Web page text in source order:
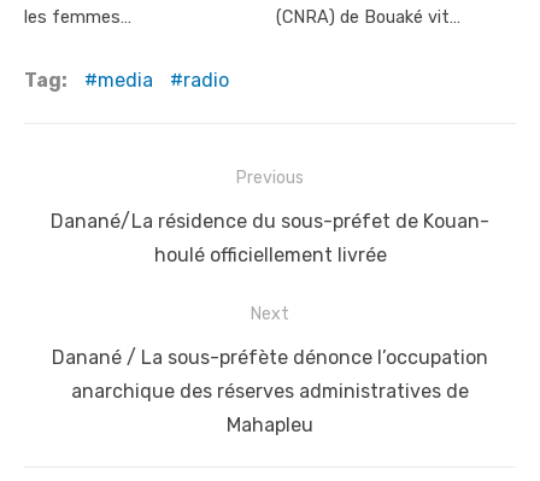
les femmes…
(CNRA) de Bouaké vit…
Tag: media radio
navigation
Previous
Previous
Danané/La résidence du sous-préfet de Kouan-
houlé officiellement livrée
Next
Next
post:
Danané / La sous-préfète dénonce l’occupation
anarchique des réserves administratives de
Mahapleu